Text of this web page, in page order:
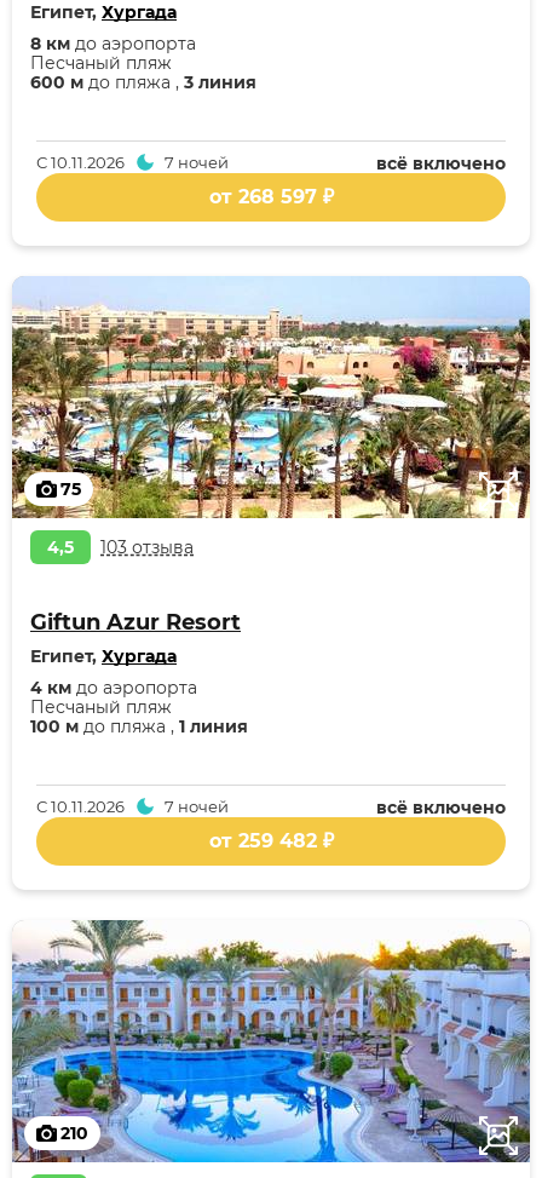
Египет, Хургада
600 м до пляжа , 3 линия
Песчаный пляж
8 км до аэропорта
всё включено
С10.11.2026 7 ночей
от 268 597 ₽
75
4,5 103 отзыва
Giftun Azur Resort
Египет, Хургада
100 м до пляжа , 1 линия
Песчаный пляж
4 км до аэропорта
всё включено
С10.11.2026 7 ночей
от 259 482 ₽
210